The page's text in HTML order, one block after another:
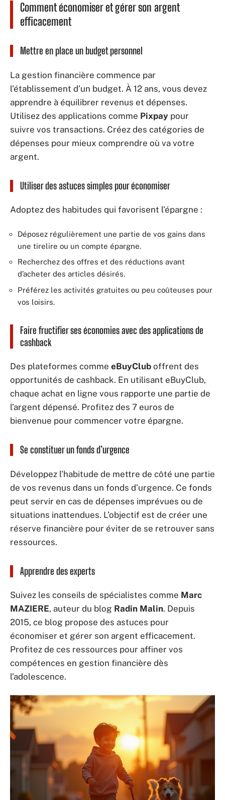
Comment économiser et gérer son argent
efficacement
Mettre en place un budget personnel
La gestion financière commence par
l’établissement d’un budget. À 12 ans, vous devez
apprendre à équilibrer revenus et dépenses.
Utilisez des applications comme Pixpay pour
suivre vos transactions. Créez des catégories de
dépenses pour mieux comprendre où va votre
argent.
Utiliser des astuces simples pour économiser
Adoptez des habitudes qui favorisent l’épargne :
Déposez régulièrement une partie de vos gains dans
une tirelire ou un compte épargne.
Recherchez des offres et des réductions avant
d’acheter des articles désirés.
Préférez les activités gratuites ou peu coûteuses pour
vos loisirs.
Faire fructifier ses économies avec des applications de
cashback
Des plateformes comme eBuyClub offrent des
opportunités de cashback. En utilisant eBuyClub,
chaque achat en ligne vous rapporte une partie de
l’argent dépensé. Profitez des 7 euros de
bienvenue pour commencer votre épargne.
Se constituer un fonds d’urgence
Développez l’habitude de mettre de côté une partie
de vos revenus dans un fonds d’urgence. Ce fonds
peut servir en cas de dépenses imprévues ou de
situations inattendues. L’objectif est de créer une
réserve financière pour éviter de se retrouver sans
ressources.
Apprendre des experts
Suivez les conseils de spécialistes comme Marc
MAZIERE, auteur du blog Radin Malin. Depuis
2015, ce blog propose des astuces pour
économiser et gérer son argent efficacement.
Profitez de ces ressources pour affiner vos
compétences en gestion financière dès
l’adolescence.